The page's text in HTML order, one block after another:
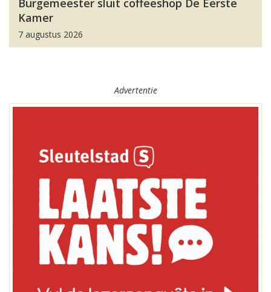
Burgemeester sluit coffeeshop De Eerste
Kamer
7 augustus 2026
Advertentie